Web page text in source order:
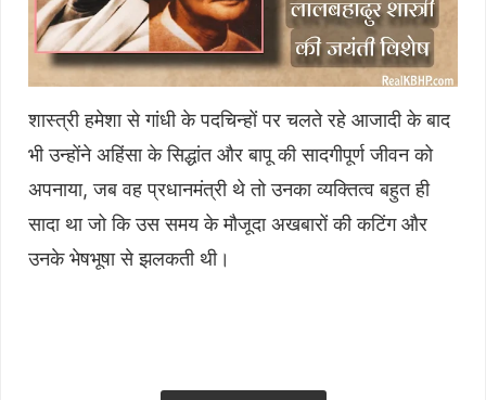
शास्त्री हमेशा से गांधी के पदचिन्हों पर चलते रहे आजादी के बाद
भी उन्होंने अहिंसा के सिद्धांत और बापू की सादगीपूर्ण जीवन को
अपनाया, जब वह प्रधानमंत्री थे तो उनका व्यक्तित्व बहुत ही
सादा था जो कि उस समय के मौजूदा अखबारों की कटिंग और
उनके भेषभूषा से झलकती थी।